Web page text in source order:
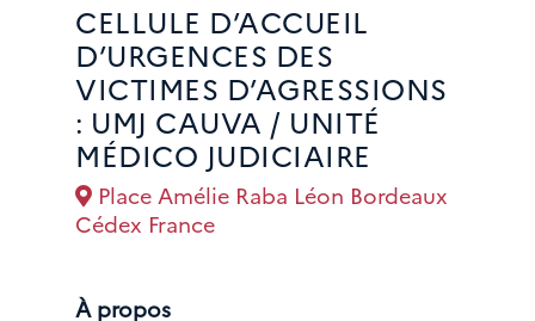
CELLULE D’ACCUEIL
D’URGENCES DES
VICTIMES D’AGRESSIONS
: UMJ CAUVA / UNITÉ
MÉDICO JUDICIAIRE
Place Amélie Raba Léon Bordeaux
Cédex France
À propos